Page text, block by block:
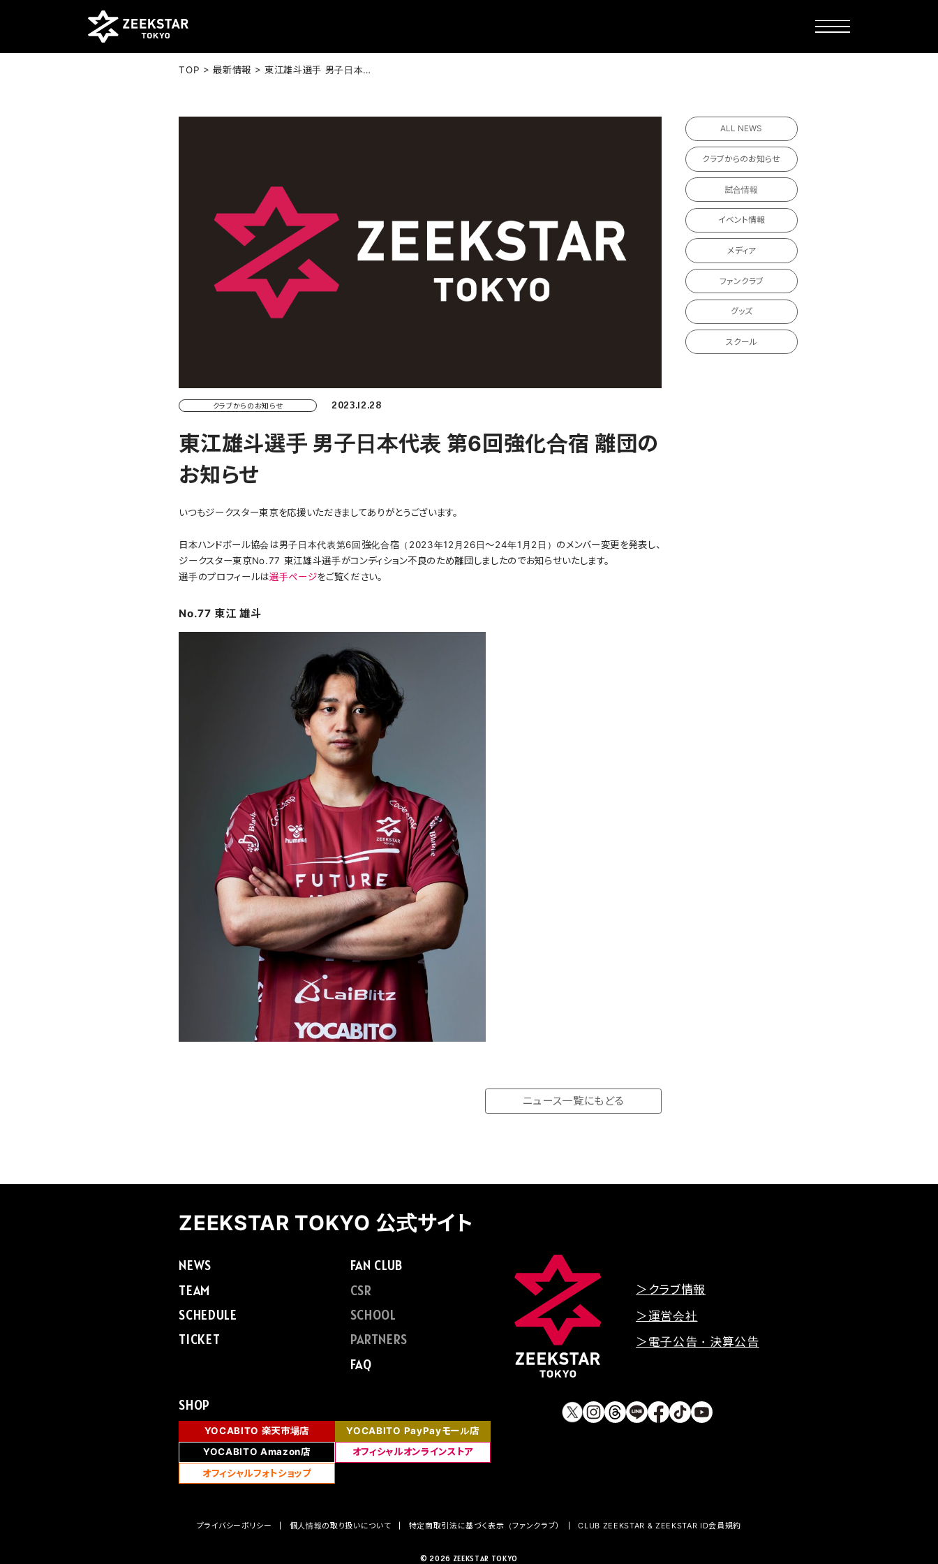
TOP >最新情報 > 東江雄斗選手 男子日本代表 第6回強化合宿 離団のお知らせ
クラブからのお知らせ 2023.12.28
東江雄斗選手 男子日本代表 第6回強化合宿 離団の
お知らせ
いつもジークスター東京を応援いただきましてありがとうございます。
日本ハンドボール協会は男子日本代表第6回強化合宿（2023年12月26日〜24年1月2日）のメンバー変更を発表し、
ジークスター東京No.77 東江雄斗選手がコンディション不良のため離団しましたのでお知らせいたします。
選手のプロフィールは選手ページをご覧ください。
No.77 東江 雄斗
ニュース一覧にもどる
ALL NEWS
クラブからのお知らせ
試合情報
イベント情報
メディア
ファンクラブ
グッズ
スクール
ZEEKSTAR TOKYO 公式サイト
NEWS
TEAM
SCHEDULE
TICKET
FAN CLUB
CSR
SCHOOL
PARTNERS
FAQ
SHOP
YOCABITO 楽天市場店
YOCABITO PayPayモール店
YOCABITO Amazon店
オフィシャルオンラインストア
オフィシャルフォトショップ
＞クラブ情報
＞運営会社
＞電子公告・決算公告
プライバシーボリシー 個人情報の取り扱いについて 特定商取引法に基づく表示（ファンクラブ） CLUB ZEEKSTAR & ZEEKSTAR ID会員規約
© 2026 ZEEKSTAR TOKYO